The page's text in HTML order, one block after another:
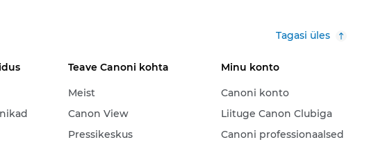
Tagasi üles
Teave Canoni kohta
Meist
Canon View
Pressikeskus
Minu konto
Canoni konto
Liituge Canon Clubiga
Canoni professionaalsed